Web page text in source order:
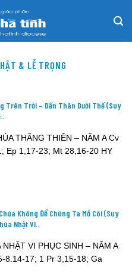
& LỄ TRỌNG
Trên Trời – Dấn Thân Dưới Thế (Suy
THĂNG THIÊN – NĂM A Cv
Ep 1,17-23; Mt 28,16-20 HY
Không Để Chúng Ta Mồ Côi (Suy
Nhật VI..
NHẬT VI PHỤC SINH – NĂM A
8.14-17; 1 Pr 3,15-18; Ga